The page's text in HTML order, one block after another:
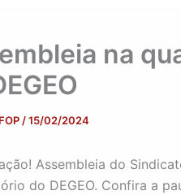
na
/15/02/2024
Assembleia do
do DEGEO. Confira a